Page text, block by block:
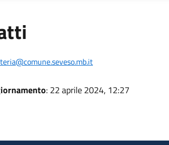
: 22 aprile 2024, 12:27